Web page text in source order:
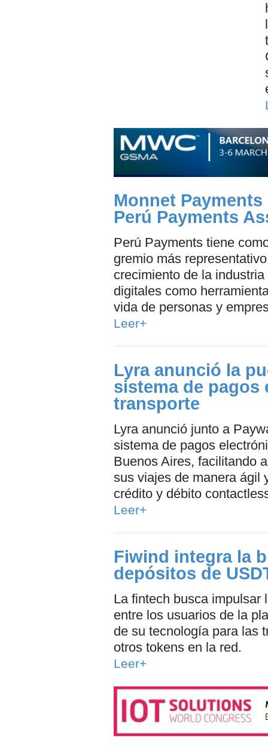
Monnet
Perú Payments
Perú Payments tiene
gremio más
crecimiento de la
digitales como
vida de personas y
Leer+
Lyra anunció la
sistema de pagos
transporte
Lyra anunció junto a
sistema de pagos
Buenos Aires, facilitando
sus viajes de manera ágil
crédito y débito
Leer+
Fiwind integra la
depósitos de
La fintech busca impulsar
entre los usuarios de la
de su tecnología para las
otros tokens en la red.
Leer+